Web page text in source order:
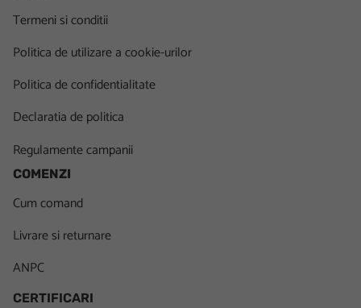
Termeni si conditii
Politica de utilizare a cookie-urilor
Politica de confidentialitate
Declaratia de politica
Regulamente campanii
COMENZI
Cum comand
Livrare si returnare
ANPC
CERTIFICARI